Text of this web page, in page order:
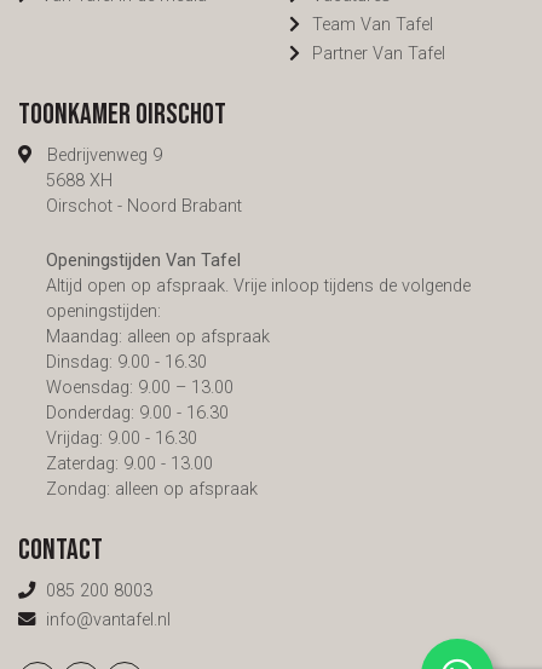
Team Van Tafel
Partner Van Tafel
Toonkamer Oirschot
Bedrijvenweg 9
5688 XH
Oirschot - Noord Brabant
Openingstijden Van Tafel
Altijd open op afspraak. Vrije inloop tijdens de volgende
openingstijden:
Maandag: alleen op afspraak
Dinsdag: 9.00 - 16.30
Woensdag: 9.00 – 13.00
Donderdag: 9.00 - 16.30
Vrijdag: 9.00 - 16.30
Zaterdag: 9.00 - 13.00
Zondag: alleen op afspraak
Contact
085 200 8003
info@vantafel.nl